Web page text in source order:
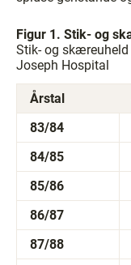
Figur 1. Stik- og
Stik- og skæreuheld
Joseph Hospital
Årstal
83/84
84/85
85/86
86/87
87/88